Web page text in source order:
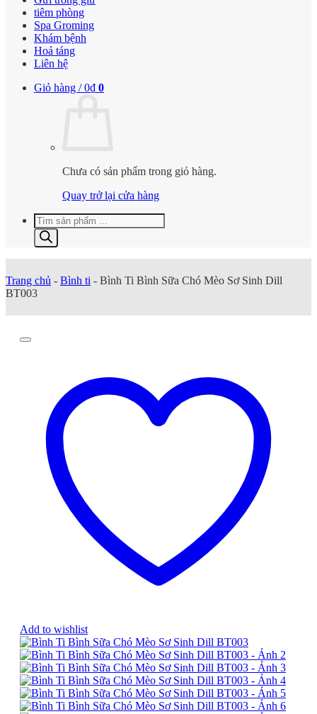
tiêm phòng
Spa Groming
Khám bệnh
Hoả táng
Liên hệ
Giỏ hàng /0₫ 0
Chưa có sản phẩm trong giỏ hàng.
Quay trở lại cửa hàng
Tìm
kiếm
sản
phẩm
Trang chủ - Bình ti - Bình Ti Bình Sữa Chó Mèo Sơ Sinh Dill
BT003
Add to wishlist